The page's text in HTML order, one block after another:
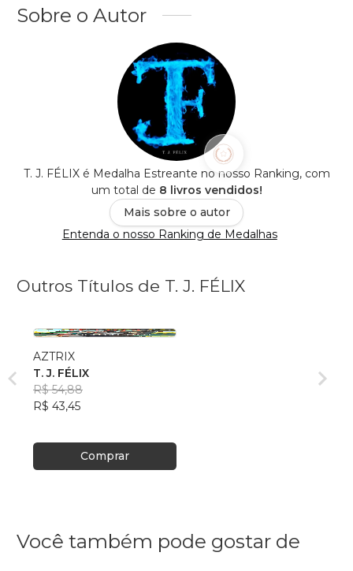
Sobre o Autor
T. J. FÉLIX é Medalha Estreante no nosso Ranking, com
um total de 8 livros vendidos!
Mais sobre o autor
Entenda o nosso Ranking de Medalhas
Outros Títulos de T. J. FÉLIX
AZTRIX
T. J. FÉLIX
R$ 54,88
R$ 43,45
Comprar
Você também pode gostar de